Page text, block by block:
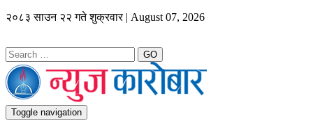
२०८३ साउन २२ गते शुक्रवार | August 07, 2026
GO
Toggle navigation